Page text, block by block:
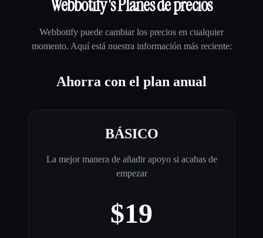
Webbotify's Planes de precios
Webbotify puede cambiar los precios en cualquier
momento. Aquí está nuestra información más reciente:
Ahorra con el plan anual
BÁSICO
La mejor manera de añadir apoyo si acabas de
empezar
$19